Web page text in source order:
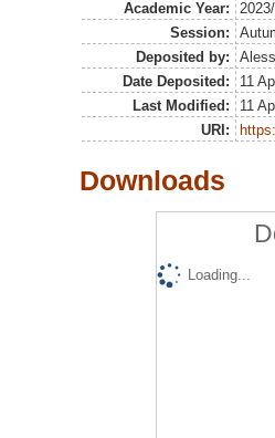
Academic Year:
Session:
Deposited by:
Date Deposited:
11
Last Modified:
11
URI:
Downloads
Loading...